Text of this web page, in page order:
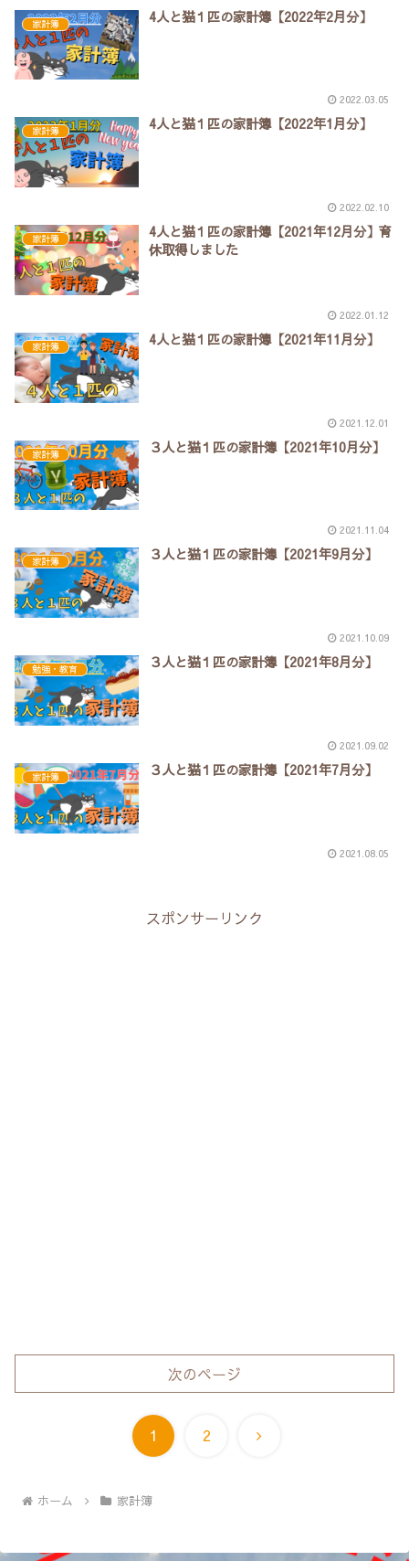
家計簿 4人と猫１匹の家計簿【2022年2月分】
2022.03.05
家計簿 4人と猫１匹の家計簿【2022年1月分】
2022.02.10
家計簿
4人と猫１匹の家計簿【2021年12月分】育
休取得しました
2022.01.12
家計簿 4人と猫１匹の家計簿【2021年11月分】
2021.12.01
家計簿 ３人と猫１匹の家計簿【2021年10月分】
2021.11.04
家計簿 ３人と猫１匹の家計簿【2021年9月分】
2021.10.09
勉強・教育 ３人と猫１匹の家計簿【2021年8月分】
2021.09.02
家計簿 ３人と猫１匹の家計簿【2021年7月分】
2021.08.05
スポンサーリンク
次のページ
1 2
次
ホーム 家計簿